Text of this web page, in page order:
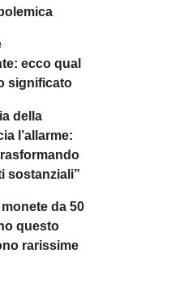
ecco qual
significato
della
l’allarme:
sostanziali”
da 50
questo
rarissime